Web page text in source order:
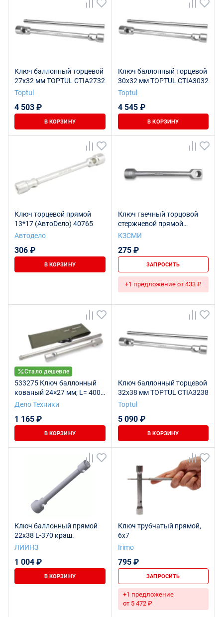
Ключ баллонный торцевой
27х32 мм TOPTUL CTIA2732
Toptul
4 503 ₽
В КОРЗИНУ
Ключ баллонный торцевой
30х32 мм TOPTUL CTIA3032
Toptul
4 545 ₽
В КОРЗИНУ
Ключ торцевой прямой
13*17 (АвтоDело) 40765
Автодело
306 ₽
В КОРЗИНУ
Ключ гаечный торцовой
стержневой прямой
односторонний S19
КЗСМИ
275 ₽
ЗАПРОСИТЬ
+1 предложение от 433 ₽
Стало дешевле
533275 Ключ баллонный
кованый 24×27 мм; L= 400
мм, с воротком 600 мм,
Дело Техники
1 165 ₽
В КОРЗИНУ
Ключ баллонный торцевой
32х38 мм TOPTUL CTIA3238
Toptul
5 090 ₽
В КОРЗИНУ
Ключ баллонный прямой
22х38 L-370 краш.
ЛИИНЗ
1 004 ₽
В КОРЗИНУ
Ключ трубчатый прямой,
6x7
Irimo
795 ₽
ЗАПРОСИТЬ
+1 предложение
от 5 472 ₽